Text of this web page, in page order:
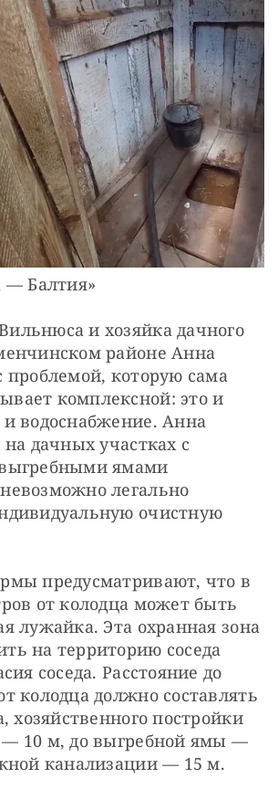
— Балтия»
и хозяйка дачного
районе Анна
проблемой, которую сама
комплексной: это и
водоснабжение. Анна
дачных участках с
ямами
легально
очистную
предусматривают, что в
от колодца может быть
лужайка. Эта охранная зона
на территорию соседа
соседа. Расстояние до
колодца должно составлять
хозяйственного постройки
10 м, до выгребной ямы —
канализации — 15 м.